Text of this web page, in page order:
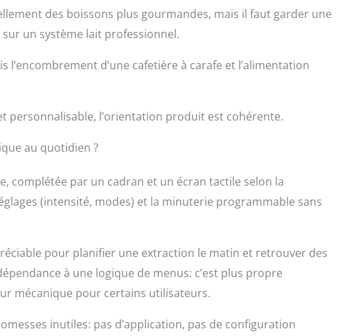
des boissons plus gourmandes, mais il faut garder une
un système lait professionnel.
l’encombrement d’une cafetière à carafe et l’alimentation
personnalisable, l’orientation produit est cohérente.
au quotidien ?
complétée par un cadran et un écran tactile selon la
(intensité, modes) et la minuterie programmable sans
pour planifier une extraction le matin et retrouver des
à une logique de menus: c’est plus propre
mécanique pour certains utilisateurs.
inutiles: pas d’application, pas de configuration